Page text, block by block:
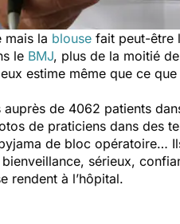
mais la blouse fait peut-être
le BMJ, plus de la moitié
estime même que ce
auprès de 4062 patients
de praticiens dans des
de bloc opératoire…
sérieux,
rendent à l’hôpital.